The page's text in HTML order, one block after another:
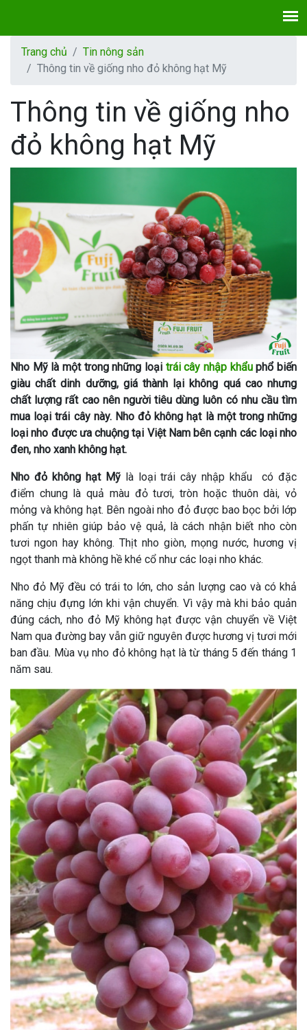
Trang chủ
Tin nông sản
Thông tin về giống nho đỏ không hạt Mỹ
Thông tin về giống nho
đỏ không hạt Mỹ
Nho Mỹ là một trong những loại trái cây nhập khẩuphổ biến
giàu chất dinh dưỡng, giá thành lại không quá cao nhưng
chất lượng rất cao nên người tiêu dùng luôn có nhu cầu tìm
mua loại trái cây này. Nho đỏ không hạt là một trong những
loại nho được ưa chuộng tại Việt Nam bên cạnh các loại nho
đen, nho xanh không hạt.
Nho đỏ không hạt Mỹ là loại trái cây nhập khẩu có đặc
điểm chung là quả màu đỏ tươi, tròn hoặc thuôn dài, vỏ
mỏng và không hạt. Bên ngoài nho đỏ được bao bọc bởi lớp
phấn tự nhiên giúp bảo vệ quả, là cách nhận biết nho còn
tươi ngon hay không. Thịt nho giòn, mọng nước, hương vị
ngọt thanh mà không hề khé cổ như các loại nho khác.
Nho đỏ Mỹ đều có trái to lớn, cho sản lượng cao và có khả
năng chịu đựng lớn khi vận chuyển. Vì vậy mà khi bảo quản
đúng cách, nho đỏ Mỹ không hạt được vận chuyển về Việt
Nam qua đường bay vẫn giữ nguyên được hương vị tươi mới
ban đầu. Mùa vụ nho đỏ không hạt là từ tháng 5 đến tháng 1
năm sau.